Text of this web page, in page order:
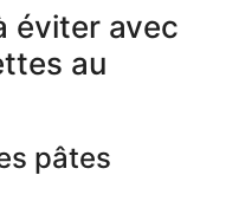
éviter avec
au
pâtes